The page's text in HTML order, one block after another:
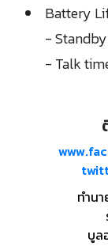
Battery
-
- Talk
ทำน
บูล